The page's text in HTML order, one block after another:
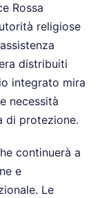
Rossa
religiose
distribuiti
integrato mira
necessità
di protezione.
continuerà a
e
Le